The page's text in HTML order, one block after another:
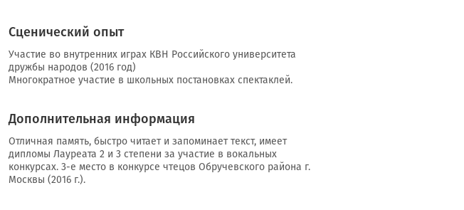
Сценический опыт
Участие во внутренних играх КВН Российского университета
дружбы народов (2016 год)
Многократное участие в школьных постановках спектаклей.
Дополнительная информация
Отличная память, быстро читает и запоминает текст, имеет
дипломы Лауреата 2 и 3 степени за участие в вокальных
конкурсах. 3-е место в конкурсе чтецов Обручевского района г.
Москвы (2016 г.).